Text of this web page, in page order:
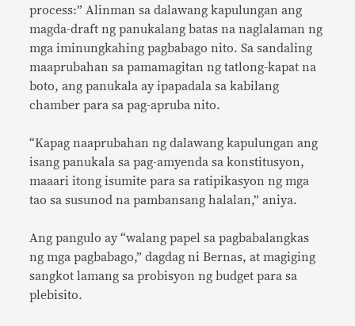
process:” Alinman sa dalawang kapulungan ang
magda-draft ng panukalang batas na naglalaman ng
mga iminungkahing pagbabago nito. Sa sandaling
maaprubahan sa pamamagitan ng tatlong-kapat na
boto, ang panukala ay ipapadala sa kabilang
chamber para sa pag-apruba nito.
“Kapag naaprubahan ng dalawang kapulungan ang
isang panukala sa pag-amyenda sa konstitusyon,
maaari itong isumite para sa ratipikasyon ng mga
tao sa susunod na pambansang halalan,” aniya.
Ang pangulo ay “walang papel sa pagbabalangkas
ng mga pagbabago,” dagdag ni Bernas, at magiging
sangkot lamang sa probisyon ng budget para sa
plebisito.